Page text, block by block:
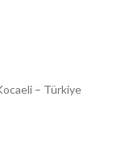
– Türkiye